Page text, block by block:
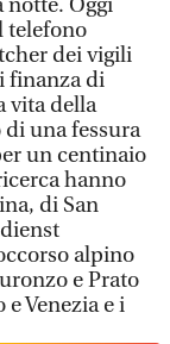
notte. Oggi
telefono
dei vigili
finanza di
vita della
una fessura
un centinaio
hanno
di San
alpino
e Prato
Venezia e i